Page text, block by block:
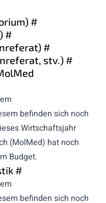
#
#
#
stv.) #
befinden sich noch
Wirtschaftsjahr
(MolMed) hat noch
Budget.
#
befinden sich noch